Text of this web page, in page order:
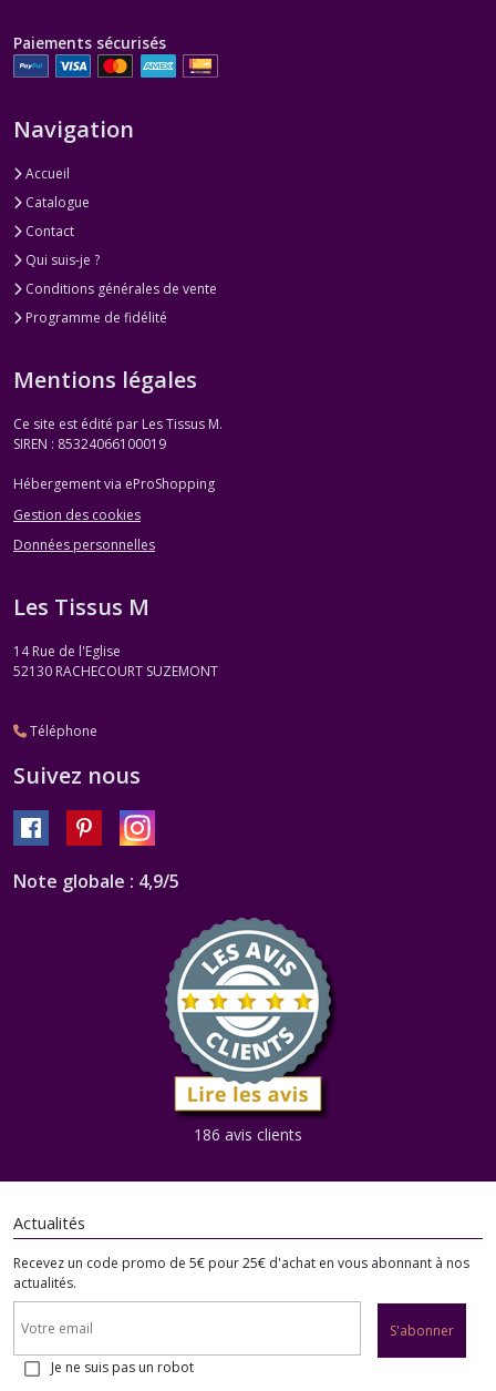
Paiements sécurisés
Navigation
Accueil
Catalogue
Contact
Qui suis-je ?
Conditions générales de vente
Programme de fidélité
Mentions légales
Ce site est édité par Les Tissus M.
SIREN : 85324066100019
Hébergement via eProShopping
Gestion des cookies
Données personnelles
Les Tissus M
14 Rue de l'Eglise
52130 RACHECOURT SUZEMONT
Téléphone
Suivez nous
Note globale : 4,9/5
186 avis clients
Actualités
Recevez un code promo de 5€ pour 25€ d'achat en vous abonnant à nos
actualités.
S'abonner
Je ne suis pas un robot